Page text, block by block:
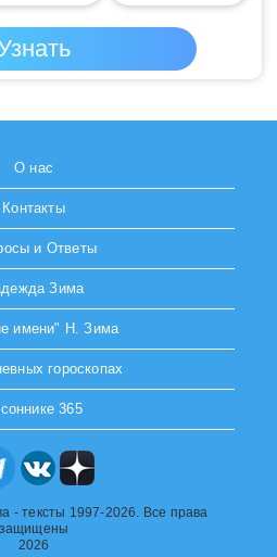
О нас
Контакты
и Ответы
Зима
имени" Н. Зима
гороскопах
365
- тексты 1997-2026. Все права
защищены
2026